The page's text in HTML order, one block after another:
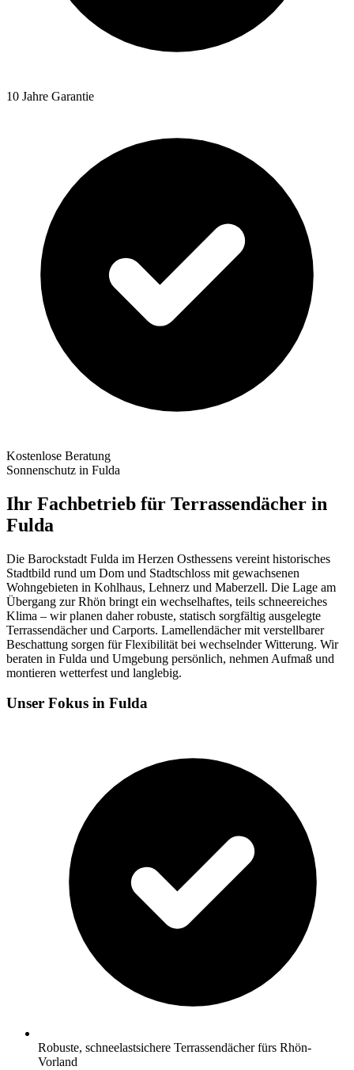
10 Jahre Garantie
Kostenlose Beratung
Sonnenschutz in Fulda
Ihr Fachbetrieb für Terrassendächer in
Fulda
Die Barockstadt Fulda im Herzen Osthessens vereint historisches
Stadtbild rund um Dom und Stadtschloss mit gewachsenen
Wohngebieten in Kohlhaus, Lehnerz und Maberzell. Die Lage am
Übergang zur Rhön bringt ein wechselhaftes, teils schneereiches
Klima – wir planen daher robuste, statisch sorgfältig ausgelegte
Terrassendächer und Carports. Lamellendächer mit verstellbarer
Beschattung sorgen für Flexibilität bei wechselnder Witterung. Wir
beraten in Fulda und Umgebung persönlich, nehmen Aufmaß und
montieren wetterfest und langlebig.
Unser Fokus in Fulda
Robuste, schneelastsichere Terrassendächer fürs Rhön-
Vorland